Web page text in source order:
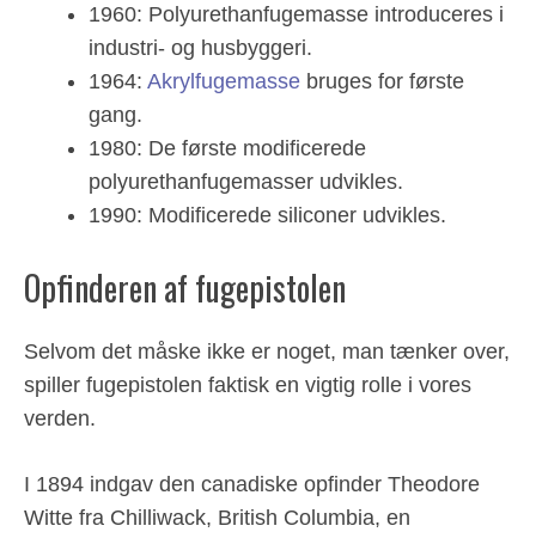
1960: Polyurethanfugemasse introduceres i
industri- og husbyggeri.
1964: Akrylfugemasse bruges for første
gang.
1980: De første modificerede
polyurethanfugemasser udvikles.
1990: Modificerede siliconer udvikles.
Opfinderen af fugepistolen
Selvom det måske ikke er noget, man tænker over,
spiller fugepistolen faktisk en vigtig rolle i vores
verden.
I 1894 indgav den canadiske opfinder Theodore
Witte fra Chilliwack, British Columbia, en